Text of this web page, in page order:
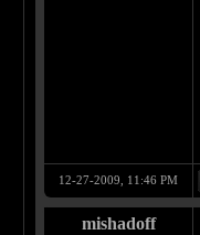
12-27-2009, 11:46 PM
mishadoff